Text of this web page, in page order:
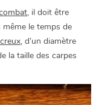
, il doit être
même le temps de
, d’un diamètre
la taille des carpes